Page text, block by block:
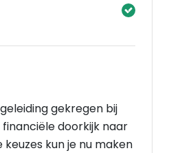
gekregen bij
doorkijk naar
kun je nu maken